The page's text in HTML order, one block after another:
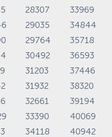
28307 33969
29035 34844
29764 35718
30492 36593
31203 37446
31932 38320
32661 39194
33390 40069
34118 40942